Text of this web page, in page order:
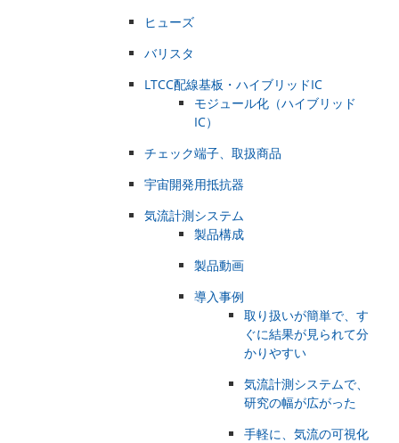
ヒューズ
バリスタ
LTCC配線基板・ハイブリッドIC
モジュール化（ハイブリッド
IC）
チェック端子、取扱商品
宇宙開発用抵抗器
気流計測システム
製品構成
製品動画
導入事例
取り扱いが簡単で、す
ぐに結果が見られて分
かりやすい
気流計測システムで、
研究の幅が広がった
手軽に、気流の可視化